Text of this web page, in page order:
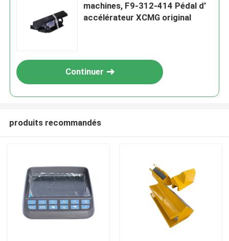
machines, F9-312-414 Pédal d'
accélérateur XCMG original
Continuer
produits recommandés